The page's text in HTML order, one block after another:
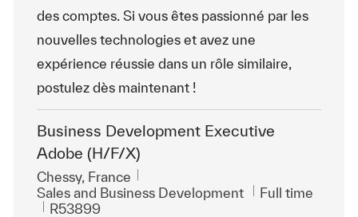
des comptes. Si vous êtes passionné par les
nouvelles technologies et avez une
expérience réussie dans un rôle similaire,
postulez dès maintenant !
Business Development Executive
Adobe (H/F/X)
Location
Chessy, France
Category
Sales and Business Development Job Type
Full time
ReqId
R53899